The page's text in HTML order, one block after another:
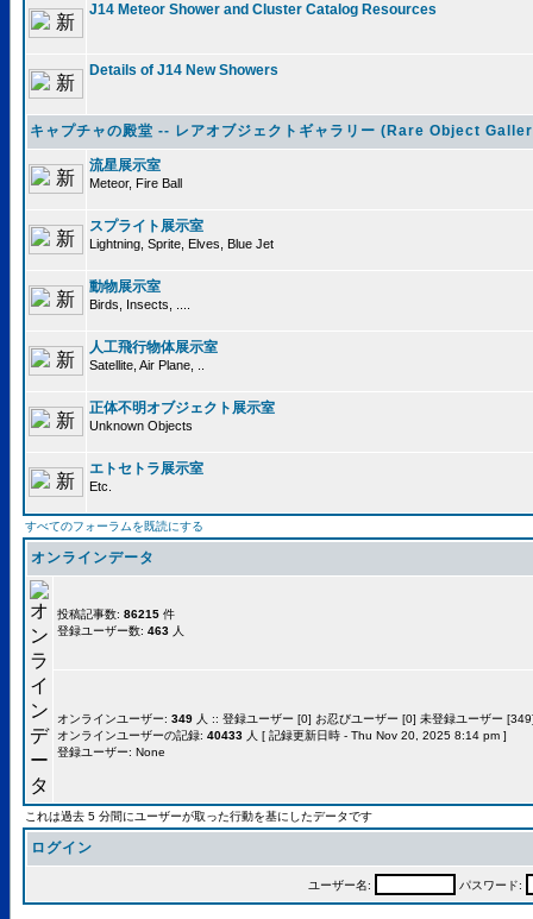
J14 Meteor Shower and Cluster Catalog Resources
Details of J14 New Showers
キャプチャの殿堂 -- レアオブジェクトギャラリー (Rare Object
流星展示室
Meteor, Fire Ball
スプライト展示室
Lightning, Sprite, Elves, Blue Jet
動物展示室
Birds, Insects, ....
人工飛行物体展示室
Satellite, Air Plane, ..
正体不明オブジェクト展示室
Unknown Objects
エトセトラ展示室
Etc.
すべてのフォーラムを既読にする
オンラインデータ
投稿記事数: 86215 件
登録ユーザー数: 463 人
オンラインユーザー: 349 人 :: 登録ユーザー [0] お忍びユーザー [0] 未登録ユーザー
オンラインユーザーの記録: 40433 人 [ 記録更新日時 - Thu Nov 20, 2025 8:14 pm ]
登録ユーザー: None
これは過去 5 分間にユーザーが取った行動を基にしたデータです
ログイン
ユーザー名: パスワード: